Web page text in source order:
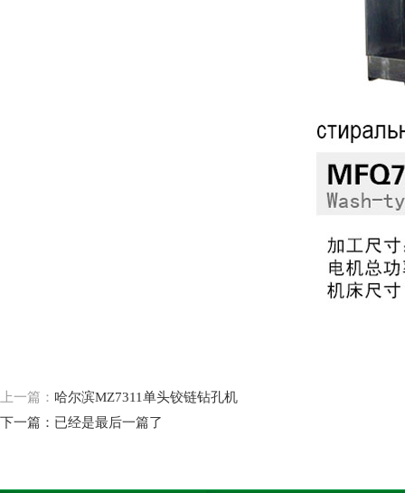
上一篇： 哈尔滨MZ7311单头铰链钻孔机
下一篇：已经是最后一篇了